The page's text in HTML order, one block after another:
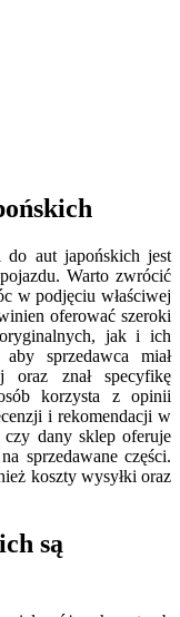
do aut japońskich jest
Warto zwrócić
w podjęciu właściwej
oferować szeroki
jak i ich
sprzedawca miał
oraz znał specyfikę
korzysta z opinii
i rekomendacji w
dany sklep oferuje
sprzedawane części.
koszty wysyłki oraz
są